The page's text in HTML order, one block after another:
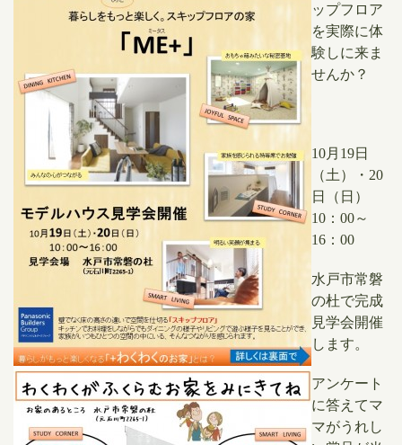
ップフロア
を実際に体
験しに来ま
せんか？
10月19日
（土）・20
日（日）
10：00～
16：00
水戸市常磐
の杜で完成
見学会開催
します。
アンケート
に答えてマ
マがうれし